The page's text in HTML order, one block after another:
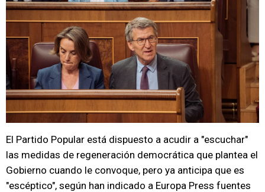
El Partido Popular está dispuesto a acudir a "escuchar"
las medidas de regeneración democrática que plantea el
Gobierno cuando le convoque, pero ya anticipa que es
"escéptico", según han indicado a Europa Press fuentes